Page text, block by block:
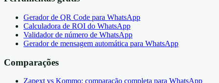
Gerador de QR Code para WhatsApp
Calculadora de ROI do WhatsApp
Validador de número de WhatsApp
Gerador de mensagem automática para WhatsApp
Comparações
Zapext vs Kommo: comparação completa para WhatsApp